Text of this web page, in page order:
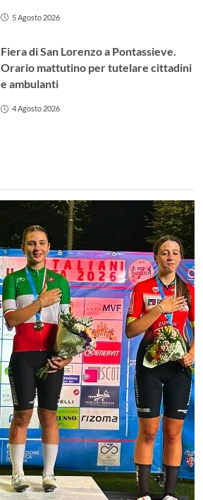
5 Agosto 2026
Fiera di San Lorenzo a Pontassieve.
Orario mattutino per tutelare cittadini
e ambulanti
4 Agosto 2026